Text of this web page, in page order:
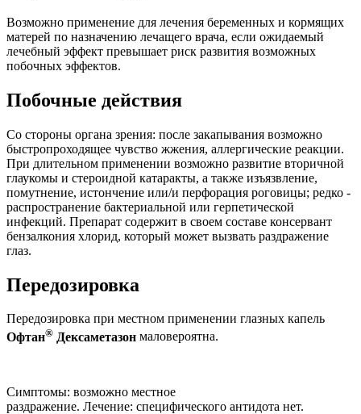
Возможно применение для лечения беременных и кормящих
матерей по назначению лечащего врача, если ожидаемый
лечебный эффект превышает риск развития возможных
побочных эффектов.
Побочные действия
Со стороны органа зрения: после закапывания возможно
быстропроходящее чувство жжения, аллергические реакции.
При длительном применении возможно развитие вторичной
глаукомы и стероидной катаракты, а также изъязвление,
помутнение, истончение или/и перфорация роговицы; редко -
распространение бактериальной или герпетической
инфекций. Препарат содержит в своем составе консервант
бензалкония хлорид, который может вызвать раздражение
глаз.
Передозировка
Передозировка при местном применении глазных капель
Офтан® Дексаметазон маловероятна.
Симптомы: возможно местное
раздражение. Лечение: специфического антидота нет.